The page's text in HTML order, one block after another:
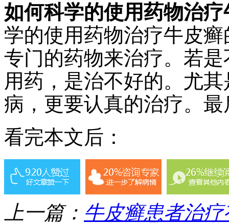
如何科学的使用药物治
学的使用药物治疗牛皮
专门的药物来治疗。若
用药，是治不好的。尤
病，更要认真的治疗。
看完本文后：
上一篇： 牛皮癣患者治